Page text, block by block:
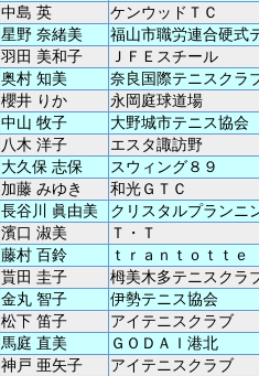
中島 英
ケンウッドＴＣ
星野 奈緒美
福山市職労連合硬式
羽田 美和子
ＪＦＥスチール
奥村 知美
奈良国際テニスクラ
櫻井 りか
永岡庭球道場
中山 牧子
大野城市テニス協会
八木 洋子
エスタ諏訪野
大久保 志保
スウィング８９
加藤 みゆき
和光ＧＴＣ
長谷川 眞由美
クリスタルプランニ
濱口 淑美
Ｔ・Ｔ
藤村 百鈴
ｔｒａｎｔｏｔｔｅ
貰田 圭子
栂美木多テニスクラ
金丸 智子
伊勢テニス協会
松下 笛子
アイテニスクラブ
馬庭 直美
ＧＯＤＡＩ港北
神戸 亜矢子
アイテニスクラブ